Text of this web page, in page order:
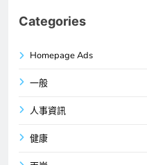
Categories
Homepage Ads
一般
人事資訊
健康